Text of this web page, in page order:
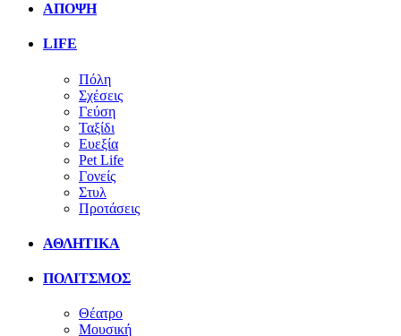
ΑΠΟΨΗ
LIFE
Πόλη
Σχέσεις
Γεύση
Ταξίδι
Ευεξία
Pet Life
Γονείς
Στυλ
Προτάσεις
ΑΘΛΗΤΙΚΑ
ΠΟΛΙΤΣΜΟΣ
Θέατρο
Μουσική